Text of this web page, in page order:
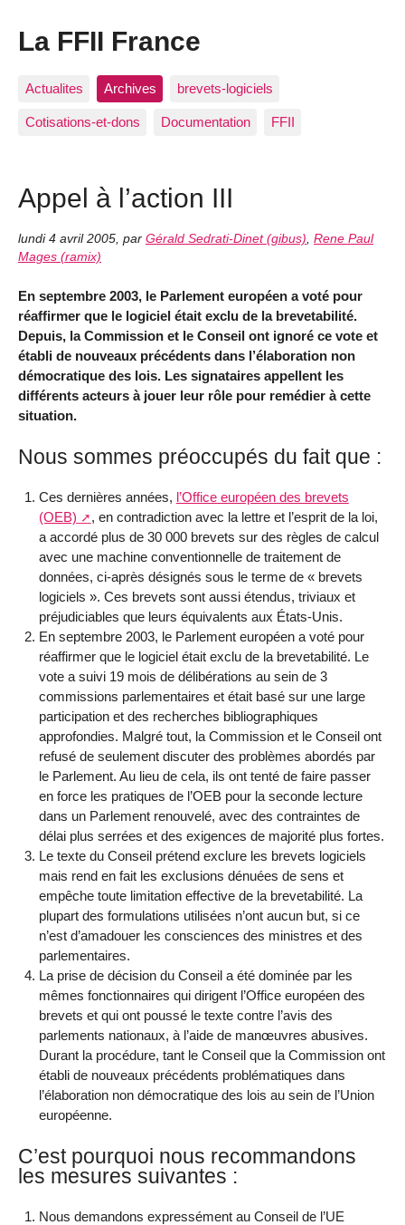
La FFII France
Actualites Archives brevets-logiciels
Cotisations-et-dons Documentation FFII
Appel à l’action III
lundi 4 avril 2005 par Gérald Sedrati-Dinet (gibus) Rene Paul
Mages (ramix)
En septembre 2003, le Parlement européen a voté pour
réaffirmer que le logiciel était exclu de la brevetabilité.
Depuis, la Commission et le Conseil ont ignoré ce vote et
établi de nouveaux précédents dans l’élaboration non
démocratique des lois. Les signataires appellent les
différents acteurs à jouer leur rôle pour remédier à cette
situation.
Nous sommes préoccupés du fait que :
Ces dernières années, l’Office européen des brevets
(OEB)
, en contradiction avec la lettre et l’esprit de la loi,
a accordé plus de 30 000 brevets sur des règles de calcul
avec une machine conventionnelle de traitement de
données, ci-après désignés sous le terme de « brevets
logiciels ». Ces brevets sont aussi étendus, triviaux et
préjudiciables que leurs équivalents aux États-Unis.
En septembre 2003, le Parlement européen a voté pour
réaffirmer que le logiciel était exclu de la brevetabilité. Le
vote a suivi 19 mois de délibérations au sein de 3
commissions parlementaires et était basé sur une large
participation et des recherches bibliographiques
approfondies. Malgré tout, la Commission et le Conseil ont
refusé de seulement discuter des problèmes abordés par
le Parlement. Au lieu de cela, ils ont tenté de faire passer
en force les pratiques de l’OEB pour la seconde lecture
dans un Parlement renouvelé, avec des contraintes de
délai plus serrées et des exigences de majorité plus fortes.
Le texte du Conseil prétend exclure les brevets logiciels
mais rend en fait les exclusions dénuées de sens et
empêche toute limitation effective de la brevetabilité. La
plupart des formulations utilisées n’ont aucun but, si ce
n’est d’amadouer les consciences des ministres et des
parlementaires.
La prise de décision du Conseil a été dominée par les
mêmes fonctionnaires qui dirigent l’Office européen des
brevets et qui ont poussé le texte contre l’avis des
parlements nationaux, à l’aide de manœuvres abusives.
Durant la procédure, tant le Conseil que la Commission ont
établi de nouveaux précédents problématiques dans
l’élaboration non démocratique des lois au sein de l’Union
européenne.
C’est pourquoi nous recommandons
les mesures suivantes :
Nous demandons expressément au Conseil de l’UE